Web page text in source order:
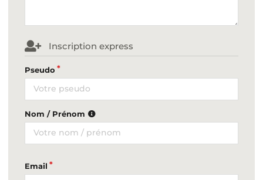
Inscription express
Pseudo
Nom / Prénom
Email